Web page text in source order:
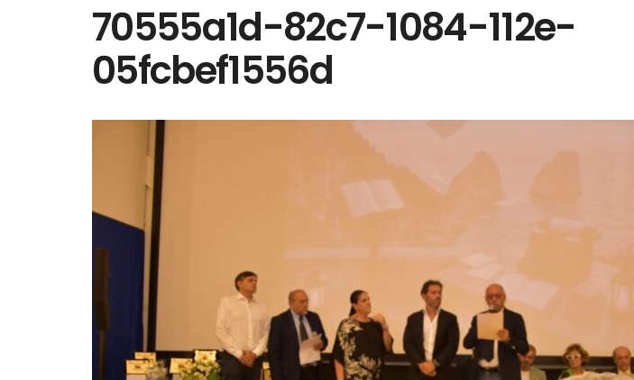
70555a1d-82c7-1084-112e-
05fcbef1556d